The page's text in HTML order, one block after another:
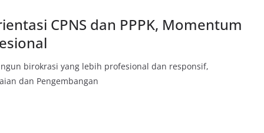
CPNS dan PPPK, Momentum
birokrasi yang lebih profesional dan responsif,
dan Pengembangan